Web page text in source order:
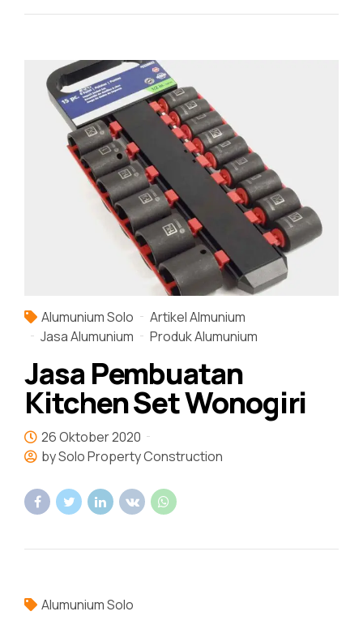
Alumunium Solo
Artikel Almunium
Jasa Alumunium
Produk Alumunium
Jasa Pembuatan
Kitchen Set Wonogiri
26 Oktober 2020
by Solo Property Construction
Alumunium Solo